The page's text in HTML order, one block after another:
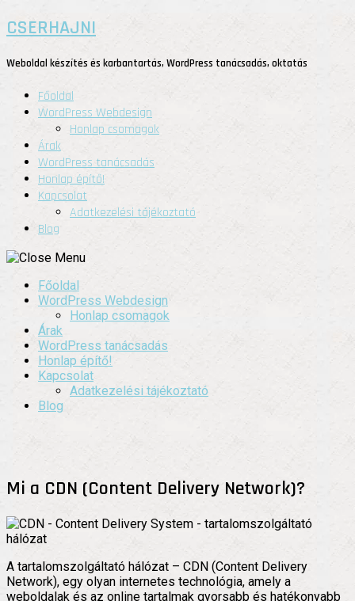
CSERHAJNI
Weboldal készítés és karbantartás, WordPress tanácsadás, oktatás
Főoldal
WordPress Webdesign
Honlap csomagok
Árak
WordPress tanácsadás
Honlap építő!
Kapcsolat
Adatkezelési tájékoztató
Blog
Főoldal
WordPress Webdesign
Honlap csomagok
Árak
WordPress tanácsadás
Honlap építő!
Kapcsolat
Adatkezelési tájékoztató
Blog
Mi a CDN (Content Delivery Network)?
A tartalomszolgáltató hálózat – CDN (Content Delivery
Network), egy olyan internetes technológia, amely a
weboldalak és az online tartalmak gyorsabb és hatékonyabb